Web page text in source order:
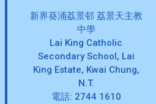
新界葵涌荔景邨 荔景天主教
中學
Lai King Catholic
Secondary School, Lai
King Estate, Kwai Chung,
N.T.
電話: 2744 1610